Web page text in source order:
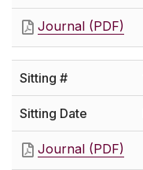
Journal (PDF)
Journal (PDF)